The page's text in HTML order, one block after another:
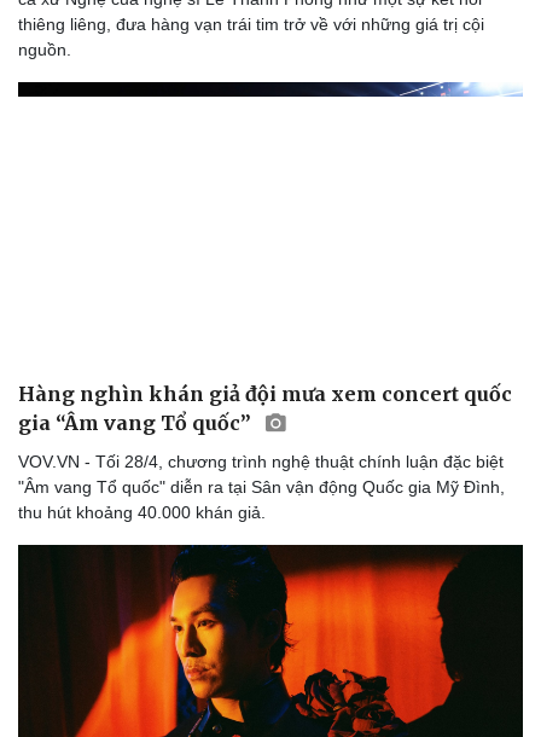
thiêng liêng, đưa hàng vạn trái tim trở về với những giá trị cội
nguồn.
Hàng nghìn khán giả đội mưa xem concert quốc
gia “Âm vang Tổ quốc”
VOV.VN - Tối 28/4, chương trình nghệ thuật chính luận đặc biệt
"Âm vang Tổ quốc" diễn ra tại Sân vận động Quốc gia Mỹ Đình,
thu hút khoảng 40.000 khán giả.